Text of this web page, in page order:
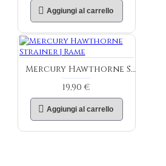
Aggiungi al carrello
Mercury Hawthorne Strainer | Rame
19,90 €
Aggiungi al carrello